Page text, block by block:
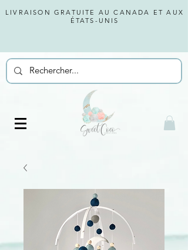
LIVRAISON GRATUITE AU CANADA ET AUX
ÉTATS-UNIS